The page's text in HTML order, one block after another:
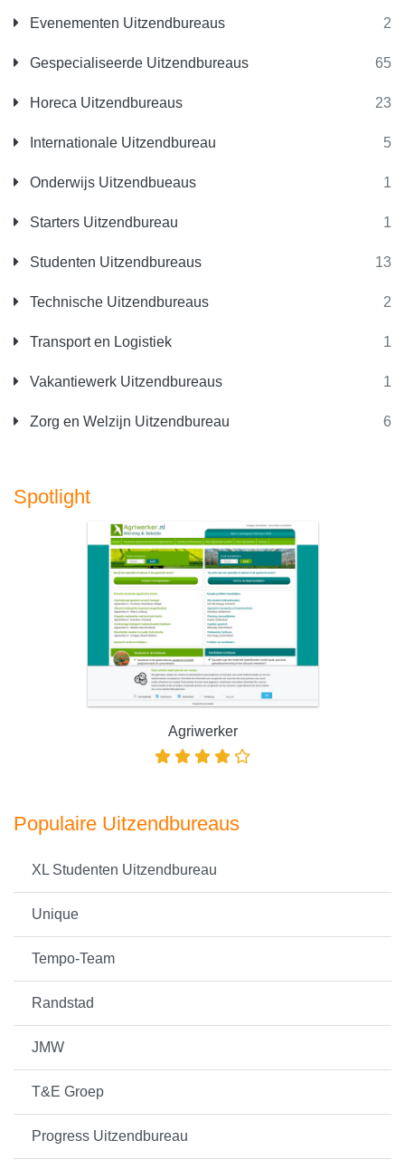
Evenementen Uitzendbureaus 2
Gespecialiseerde Uitzendbureaus 65
Horeca Uitzendbureaus 23
Internationale Uitzendbureau 5
Onderwijs Uitzendbueaus 1
Starters Uitzendbureau 1
Studenten Uitzendbureaus 13
Technische Uitzendbureaus 2
Transport en Logistiek 1
Vakantiewerk Uitzendbureaus 1
Zorg en Welzijn Uitzendbureau 6
Spotlight
Agriwerker
Populaire Uitzendbureaus
XL Studenten Uitzendbureau
Unique
Tempo-Team
Randstad
JMW
T&E Groep
Progress Uitzendbureau